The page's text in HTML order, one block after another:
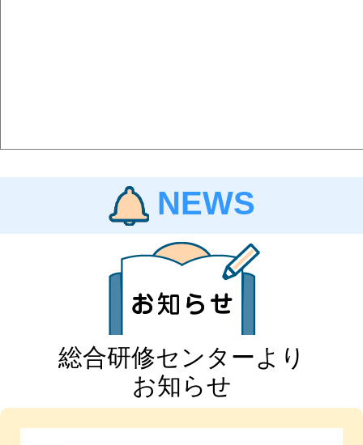
NEWS
総合研修センターより
お知らせ